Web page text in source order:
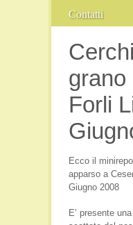
Il Vecchio
Conferenze
Fiere
Film e Video
Persone
Seminari
Viaggi e
Pranoterapia
Contatti
grano
Forli
Ecco il
apparso a
Giugno 2008
E’ presente